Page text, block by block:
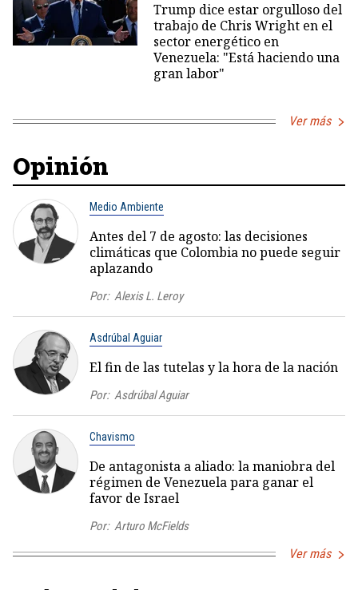
Trump dice estar orgulloso del
trabajo de Chris Wright en el
sector energético en
Venezuela: "Está haciendo una
gran labor"
Ver más
Opinión
Medio Ambiente
Antes del 7 de agosto: las decisiones
climáticas que Colombia no puede seguir
aplazando
Por: Alexis L. Leroy
Asdrúbal Aguiar
El fin de las tutelas y la hora de la nación
Por: Asdrúbal Aguiar
Chavismo
De antagonista a aliado: la maniobra del
régimen de Venezuela para ganar el
favor de Israel
Por: Arturo McFields
Ver más